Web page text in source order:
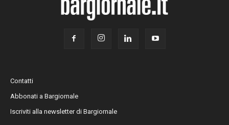
Contatti
Abbonati a Bargiornale
Iscriviti alla newsletter di Bargiornale